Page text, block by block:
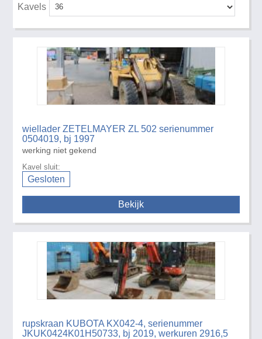
Kavels
wiellader ZETELMAYER ZL 502 serienummer
0504019, bj 1997
werking niet gekend
Kavel sluit:
Gesloten
Bekijk
rupskraan KUBOTA KX042-4, serienummer
JKUK0424K01H50733, bj 2019, werkuren 2916,5